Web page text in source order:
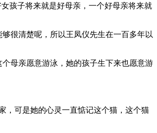
孩子将来就是好母亲，一个好母亲将来就
很清楚呢，所以王凤仪先生在一百多年以
母亲愿意游泳，她的孩子生下来也愿意游
，可是她的心灵一直惦记这个猫，这个猫